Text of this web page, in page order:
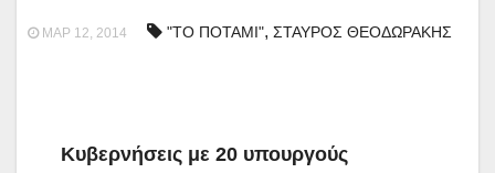
ΜΑΡ 12, 2014 "ΤΟ ΠΟΤΑΜΙ", ΣΤΑΥΡΟΣ ΘΕΟΔΩΡΑΚΗΣ
Κυβερνήσεις με 20 υπουργούς